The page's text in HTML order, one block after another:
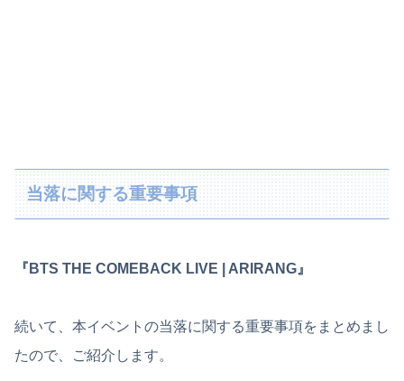
当落に関する重要事項
『BTS THE COMEBACK LIVE | ARIRANG』
続いて、本イベントの当落に関する重要事項をまとめまし
たので、ご紹介します。